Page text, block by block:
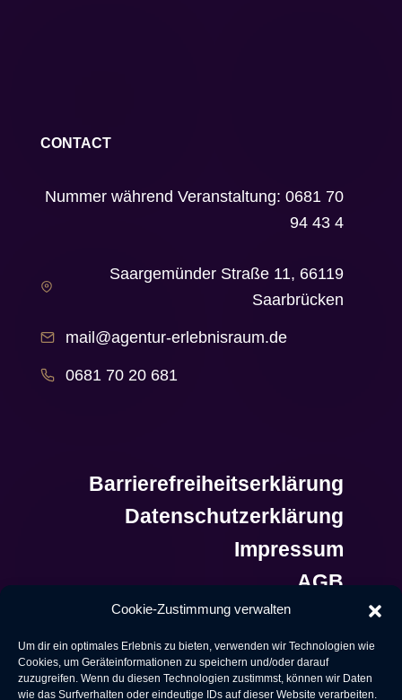
Cookie-Zustimmung verwalten
Um dir ein optimales Erlebnis zu bieten, verwenden wir Technologien wie
Cookies, um Geräteinformationen zu speichern und/oder darauf
zuzugreifen. Wenn du diesen Technologien zustimmst, können wir Daten
wie das Surfverhalten oder eindeutige IDs auf dieser Website verarbeiten.
CONTACT
Nummer während Veranstaltung: 0681 70
94 43 4
Saargemünder Straße 11, 66119
Saarbrücken
mail@agentur-erlebnisraum.de
0681 70 20 681
Barrierefreiheitserklärung
Datenschutzerklärung
Impressum
AGB